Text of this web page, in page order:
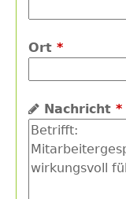
Ort *
Nachricht *